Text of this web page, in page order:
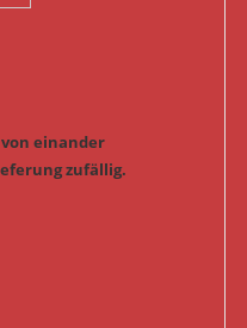
einander
zufällig.